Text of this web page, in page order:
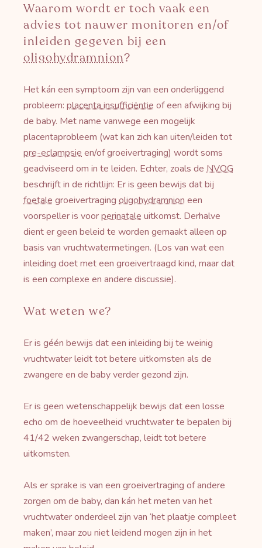
Waarom wordt er toch vaak een
advies tot nauwer monitoren en/of
inleiden gegeven bij een
oligohydramnion?
Het kán een symptoom zijn van een onderliggend
probleem: placenta insufficiëntie of een afwijking bij
de baby. Met name vanwege een mogelijk
placentaprobleem (wat kan zich kan uiten/leiden tot
pre-eclampsieen/of groeivertraging) wordt soms
geadviseerd om in te leiden. Echter, zoals de NVOG
beschrijft in de richtlijn: Er is geen bewijs dat bij
foetale groeivertraging oligohydramnion een
voorspeller is voorperinatale uitkomst. Derhalve
dient er geen beleid te worden gemaakt alleen op
basis van vruchtwatermetingen. (Los van wat een
inleiding doet met een groeivertraagd kind, maar dat
is een complexe en andere discussie).
Wat weten we?
Er is géén bewijs dat een inleiding bij te weinig
vruchtwater leidt tot betere uitkomsten als de
zwangere en de baby verder gezond zijn.
Er is geen wetenschappelijk bewijs dat een losse
echo om de hoeveelheid vruchtwater te bepalen bij
41/42 weken zwangerschap, leidt tot betere
uitkomsten.
Als er sprake is van een groeivertraging of andere
zorgen om de baby, dan kán het meten van het
vruchtwater onderdeel zijn van ‘het plaatje compleet
maken’, maar zou niet leidend mogen zijn in het